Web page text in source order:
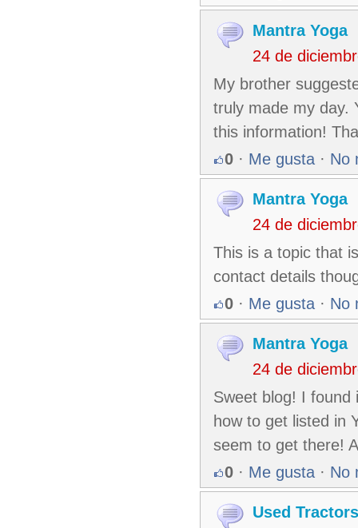
Mantra Yoga
24 de
My brother
truly made my day.
this information!
0 · Me gusta · No
Mantra Yoga
24 de
This is a topic that
contact details
0 · Me gusta · No
Mantra Yoga
24 de
Sweet blog! I found
how to get listed in
seem to get there!
0 · Me gusta · No
Used